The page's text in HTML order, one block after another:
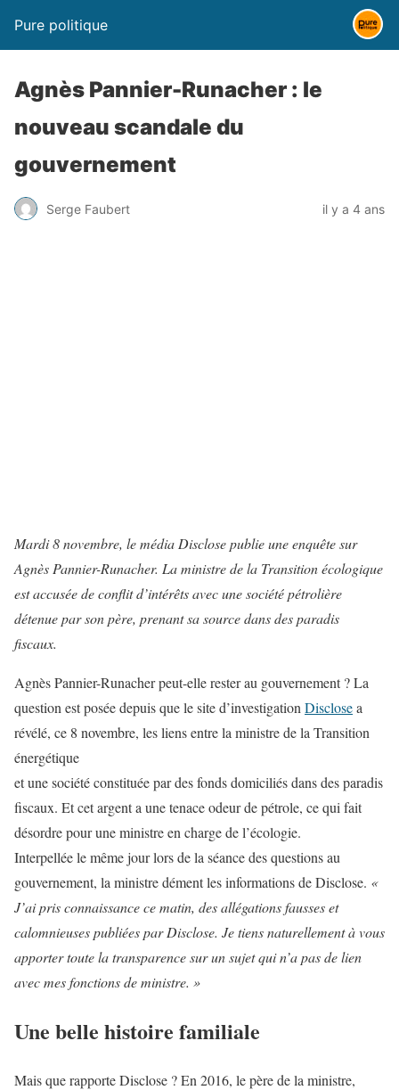
Pure politique
Agnès Pannier-Runacher : le
nouveau scandale du
gouvernement
Serge Faubert il y a 4 ans
Mardi 8 novembre, le média Disclose publie une enquête sur
Agnès Pannier-Runacher. La ministre de la Transition écologique
est accusée de conflit d’intérêts avec une société pétrolière
détenue par son père, prenant sa source dans des paradis
fiscaux.
Agnès Pannier-Runacher peut-elle rester au gouvernement ? La
question est posée depuis que le site d’investigation Disclosea
révélé, ce 8 novembre, les liens entre la ministre de la Transition
énergétique
et une société constituée par des fonds domiciliés dans des paradis
fiscaux. Et cet argent a une tenace odeur de pétrole, ce qui fait
désordre pour une ministre en charge de l’écologie.
Interpellée le même jour lors de la séance des questions au
gouvernement, la ministre dément les informations de Disclose. «
J’ai pris connaissance ce matin, des allégations fausses et
calomnieuses publiées par Disclose. Je tiens naturellement à vous
apporter toute la transparence sur un sujet qui n’a pas de lien
avec mes fonctions de ministre. »
Une belle histoire familiale
Mais que rapporte Disclose ? En 2016, le père de la ministre,